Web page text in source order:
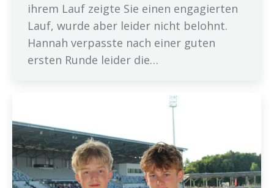
ihrem Lauf zeigte Sie einen engagierten
Lauf, wurde aber leider nicht belohnt.
Hannah verpasste nach einer guten
ersten Runde leider die…